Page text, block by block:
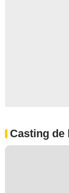
Casting de